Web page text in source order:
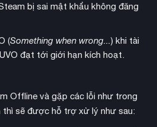
đơnvà chơi co-op trực tuyến
bị sai mật khẩu không đăng
(Something when wrong...) khi tài
đạt tới giới hạn kích hoạt.
Offline và gặp các lỗi như trong
thì sẽ được hỗ trợ xử lý như sau: